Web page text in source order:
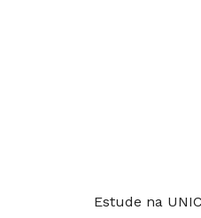
Estude na